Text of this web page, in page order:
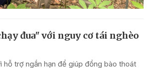
đua" với nguy cơ tái nghèo
hỗ trợ ngắn hạn để giúp đồng bào thoát